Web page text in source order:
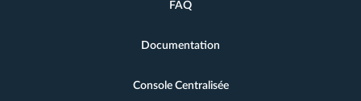
FAQ
Documentation
Console Centralisée